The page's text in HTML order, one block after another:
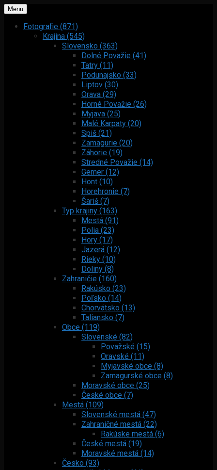
Menu
Fotografie (871)
Krajina (545)
Slovensko (363)
Dolné Považie (41)
Tatry (11)
Podunajsko (33)
Liptov (30)
Orava (29)
Horné Považie (26)
Myjava (25)
Malé Karpaty (20)
Spiš (21)
Zamagurie (20)
Záhorie (19)
Stredné Považie (14)
Gemer (12)
Hont (10)
Horehronie (7)
Šariš (7)
Typ krajiny (163)
Mestá (91)
Polia (23)
Hory (17)
Jazerá (12)
Rieky (10)
Doliny (8)
Zahraničie (160)
Rakúsko (23)
Poľsko (14)
Chorvátsko (13)
Taliansko (7)
Obce (119)
Slovenské (82)
Považské (15)
Oravské (11)
Myjavské obce (8)
Zamagurské obce (8)
Moravské obce (25)
České obce (7)
Mestá (109)
Slovenské mestá (47)
Zahraničné mestá (22)
Rakúske mestá (6)
České mestá (19)
Moravské mestá (14)
Česko (93)